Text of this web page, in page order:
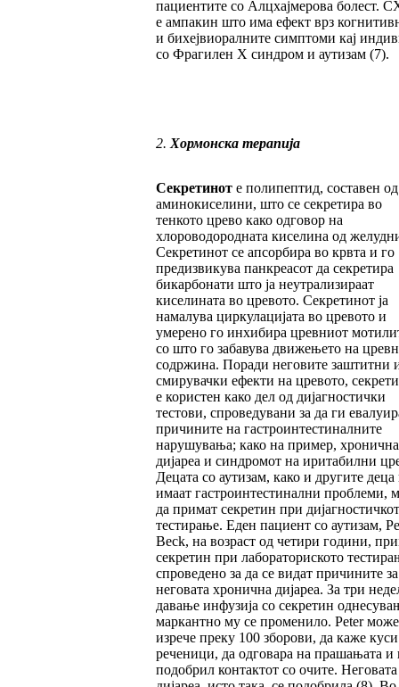
пациентите со Алцхајмерова болест.
е ампакин што има ефект врз
и бихејвиоралните симптоми кај
со Фрагилен X синдром и аутизам (7).
2. Хормонска терапија
Секретиноте полипептид, составен
аминокиселини, што се секретира во
тенкото црево како одговор на
хлороводородната киселина од
Секретинот се апсорбира во крвта и го
предизвикува панкреасот да секретира
бикарбонати што ја неутрализираат
киселината во цревото. Секретинот ја
намалува циркулацијата во цревото и
умерено го инхибира цревниот
со што го забавува движењето на
содржина. Поради неговите заштитни
смирувачки ефекти на цревото,
е користен како дел од дијагностички
тестови, спроведувани за да ги
причините на гастроинтестиналните
нарушувања; како на пример,
дијареа и синдромот на иритабилни
Децата со аутизам, како и другите
имаат гастроинтестинални проблеми,
да примат секретин при
тестирање. Еден пациент со аутизам,
Beck, на возраст од четири години,
секретин при лабораториското
спроведено за да се видат причините за
неговата хронична дијареа. За три
давање инфузија со секретин
маркантно му се променило. Peter
изрече преку 100 зборови, да каже куси
реченици, да одговара на прашањата и
подобрил контактот со очите. Неговата